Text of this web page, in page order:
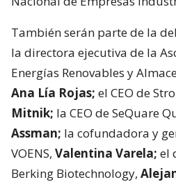
También serán parte de la
la directora ejecutiva de la
Energías Renovables y
Ana Lía Rojas; el CEO de
Mitnik; la CEO de SeQuare
Assman; la cofundadora y
VOENS, Valentina Varela; el
Berking Biotechnology,